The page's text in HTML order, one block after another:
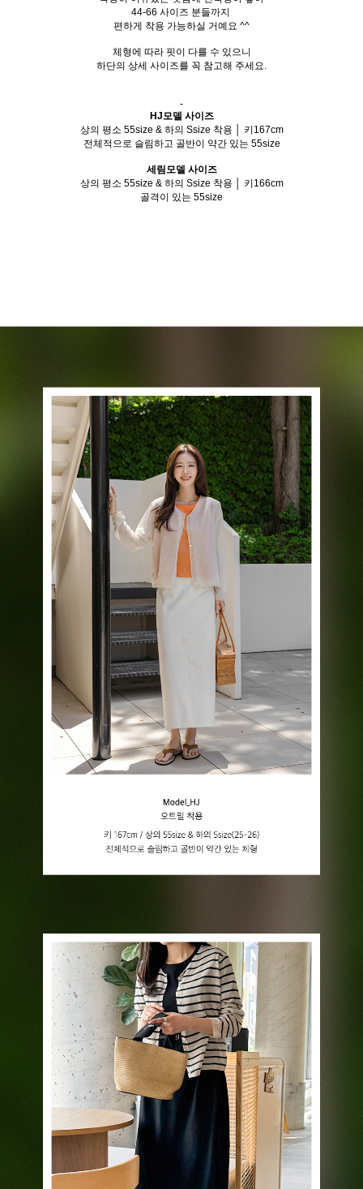
44-66 사이즈 분들까지
편하게 착용 가능하실 거예요 ^^
체형에 따라 핏이 다를 수 있으니
하단의 상세 사이즈를 꼭 참고해 주세요.
-
HJ모델 사이즈
상의 평소 55size & 하의 Ssize 착용 │ 키167cm
전체적으로 슬림하고 골반이 약간 있는 55size
세림모델 사이즈
상의 평소 55size & 하의 Ssize 착용 │ 키166cm
골격이 있는 55size